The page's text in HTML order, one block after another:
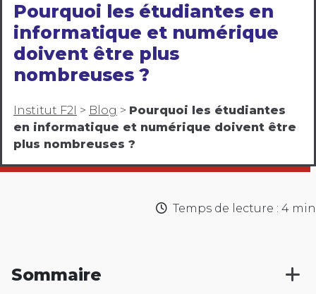
Pourquoi les étudiantes en
informatique et numérique
doivent être plus
nombreuses ?
Institut F2I > Blog > Pourquoi les étudiantes
en informatique et numérique doivent être
plus nombreuses ?
Temps de lecture : 4 min
Sommaire